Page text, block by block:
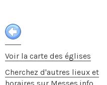
Voir la carte des églises
Cherchez d'autres lieux et